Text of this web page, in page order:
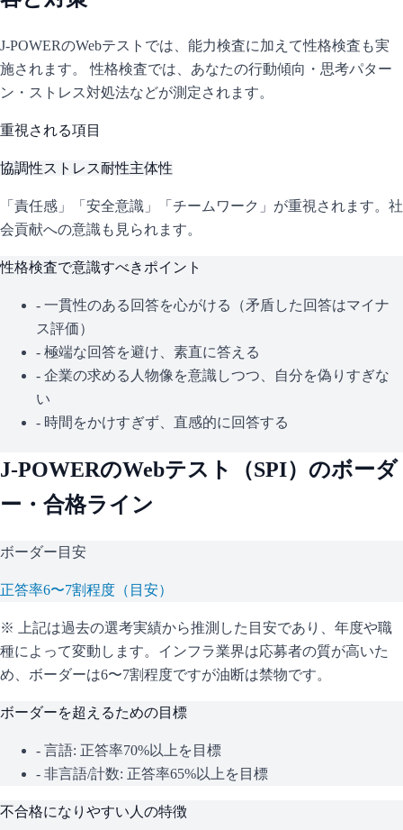
J-POWERのWebテストでは、能力検査に加えて性格検査も実
施されます。 性格検査では、あなたの行動傾向・思考パター
ン・ストレス対処法などが測定されます。
重視される項目
協調性ストレス耐性主体性
「責任感」「安全意識」「チームワーク」が重視されます。社
会貢献への意識も見られます。
性格検査で意識すべきポイント
- 一貫性のある回答を心がける（矛盾した回答はマイナ
ス評価）
- 極端な回答を避け、素直に答える
- 企業の求める人物像を意識しつつ、自分を偽りすぎな
い
- 時間をかけすぎず、直感的に回答する
J-POWERのWebテスト（SPI）のボーダ
ー・合格ライン
ボーダー目安
正答率6〜7割程度（目安）
※ 上記は過去の選考実績から推測した目安であり、年度や職
種によって変動します。 インフラ業界は応募者の質が高いた
め、ボーダーは6〜7割程度ですが油断は禁物です。
ボーダーを超えるための目標
- 言語: 正答率70%以上を目標
- 非言語/計数: 正答率65%以上を目標
不合格になりやすい人の特徴